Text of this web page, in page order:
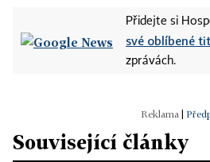
Přidejte si
své oblíbené
zprávách.
Související články